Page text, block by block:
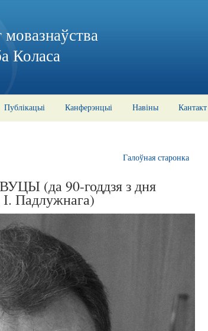
мовазнаўства
Коласа
Публікацыі Канферэнцыі Навіны Кантакт
Галоўная старонка
(да 90-годдзя з дня
Падлужнага)